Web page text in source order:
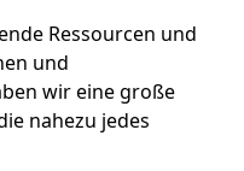
Ressourcen und
und
wir eine große
nahezu jedes